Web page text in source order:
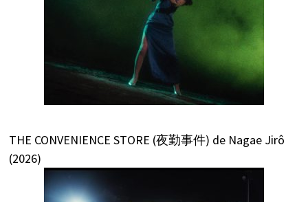
THE CONVENIENCE STORE (夜勤事件) de Nagae Jirô
(2026)